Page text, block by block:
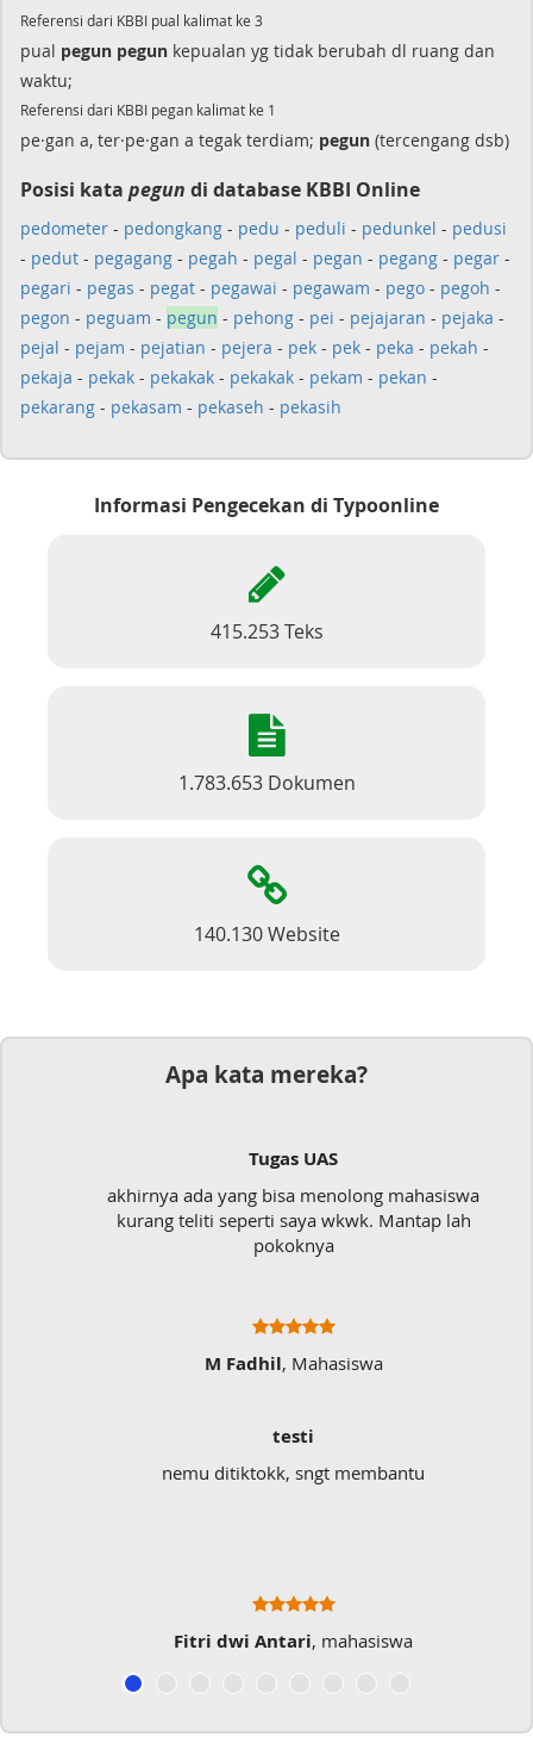
Referensi dari KBBI pual kalimat ke 3
pual pegun pegun kepualan yg tidak berubah dl ruang dan
waktu;
Referensi dari KBBI pegan kalimat ke 1
pe·gan a, ter·pe·gan a tegak terdiam; pegun (tercengang dsb)
Posisi kata pegun di database KBBI Online
pedometer - pedongkang - pedu - peduli - pedunkel - pedusi
- pedut - pegagang - pegah - pegal - pegan - pegang - pegar -
pegari - pegas - pegat - pegawai - pegawam - pego - pegoh -
pegon - peguam - pegun - pehong - pei - pejajaran - pejaka -
pejal - pejam - pejatian - pejera - pek - pek - peka - pekah -
pekaja - pekak - pekakak - pekakak - pekam - pekan -
pekarang - pekasam - pekaseh - pekasih
Informasi Pengecekan di Typoonline
415.253 Teks
1.783.653 Dokumen
140.130 Website
Apa kata mereka?
Tugas UAS
akhirnya ada yang bisa menolong mahasiswa
kurang teliti seperti saya wkwk. Mantap lah
pokoknya
M Fadhil, Mahasiswa
testi
nemu ditiktokk, sngt membantu
Fitri dwi Antari, mahasiswa